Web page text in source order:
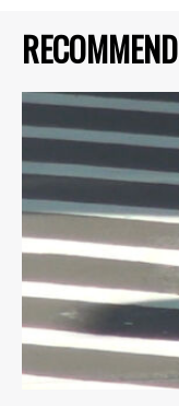
RECOMMEND